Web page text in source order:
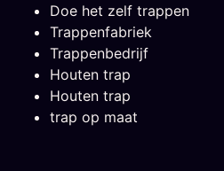
Doe het zelf trappen
Trappenfabriek
Trappenbedrijf
Houten trap
Houten trap
trap op maat